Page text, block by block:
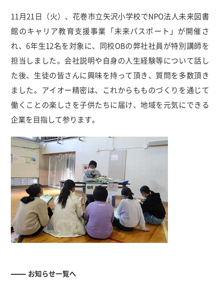
11月21日（火）、花巻市立矢沢小学校でNPO法人未来図書
館のキャリア教育支援事業「未来パスポート」が開催さ
れ、6年生12名を対象に、同校OBの弊社社員が特別講師を
担当しました。会社説明や自身の人生経験等について話し
た後、生徒の皆さんに興味を持って頂き、質問を多数頂き
ました。アイオー精密は、これからもものづくりを通じて
働くことの楽しさを子供たちに届け、地域を元気にできる
企業を目指して参ります。
お知らせ一覧へ